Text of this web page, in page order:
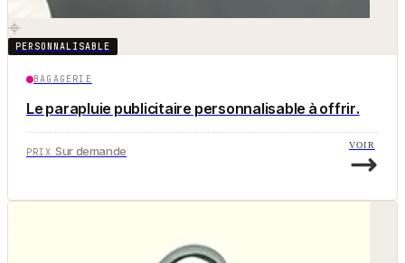
PERSONNALISABLE
BAGAGERIE
Le parapluie publicitaire personnalisable à offrir.
PRIX Sur demande VOIR